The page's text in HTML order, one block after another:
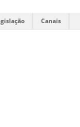
Canais